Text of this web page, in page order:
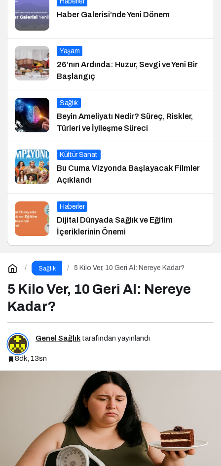
Haber Galerisi’nde Yeni Dönem
Yaşam
26’nın Ardında: Huzur, Sevgi ve Yeni Bir
Başlangıç
Sağlık
Beyin Ameliyatı Nedir? Süreç, Riskler,
Türleri ve İyileşme Süreci
Kültür Sanat
Bu Cuma Vizyonda Başlayacak Filmler
Açıklandı
Haberler
Dijital Dünyada Sağlık ve Eğitim
İçeriklerinin Önemi
Sağlık 5 Kilo Ver, 10 Geri Al: Nereye Kadar?
5 Kilo Ver, 10 Geri Al: Nereye
Kadar?
Genel Sağlık tarafından yayınlandı
8dk, 13sn